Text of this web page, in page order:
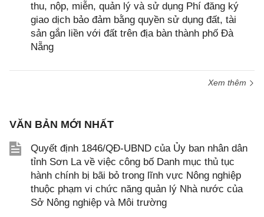
thu, nộp, miễn, quản lý và sử dụng Phí đăng ký
giao dịch bảo đảm bằng quyền sử dụng đất, tài
sản gắn liền với đất trên địa bàn thành phố Đà
Nẵng
Xem thêm
VĂN BẢN MỚI NHẤT
Quyết định 1846/QĐ-UBND của Ủy ban nhân dân
tỉnh Sơn La về việc công bố Danh mục thủ tục
hành chính bị bãi bỏ trong lĩnh vực Nông nghiệp
thuộc phạm vi chức năng quản lý Nhà nước của
Sở Nông nghiệp và Môi trường